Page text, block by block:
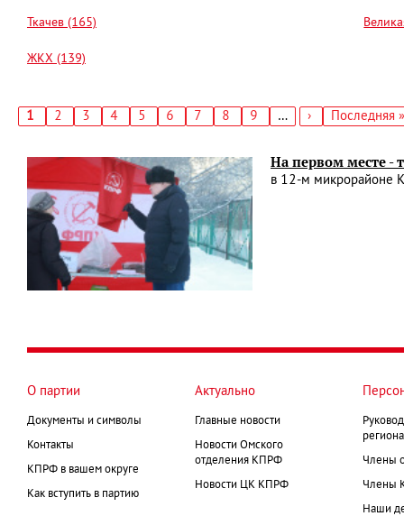
Ткачев (165)
ЖКХ (139)
Текущая
1 Страница
2 Страница
3 Страница
4 Страница
5 Страница
6 Страница
7 Страница
8 Страница
9 …
Следующая
›
Последняя
Последняя »
На первом месте
в 12-м микрорайоне
О партии
Документы и символы
Контакты
КПРФ в вашем округе
Как вступить в партию
Актуально
Главные новости
Новости Омского
отделения КПРФ
Новости ЦК КПРФ
Члены
Члены
Наши